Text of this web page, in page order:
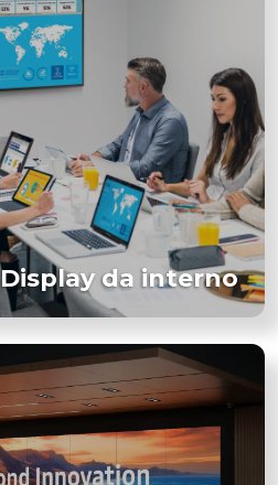
Display da interno